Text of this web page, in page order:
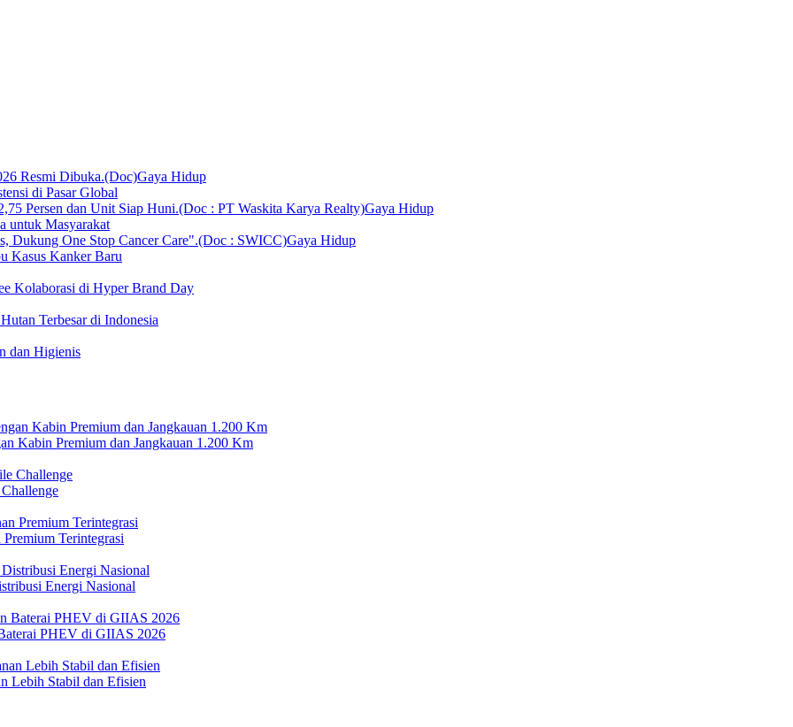
Gaya Hidup
di Pasar Global
Gaya Hidup
untuk Masyarakat
Gaya Hidup
Kasus Kanker Baru
Kolaborasi di Hyper Brand Day
Terbesar di Indonesia
dan Higienis
Kabin Premium dan Jangkauan 1.200 Km
Terintegrasi
Energi Nasional
PHEV di GIIAS 2026
Lebih Stabil dan Efisien